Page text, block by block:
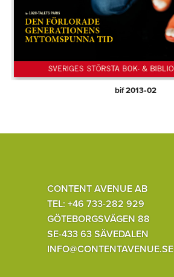
bif 2013‑02
CONTENT AVENUE AB
TEL: +46 733-282 929
GÖTEBORGSVÄGEN 88
SE-433 63 SÄVEDALEN
INFO@CONTENTAVENUE.SE